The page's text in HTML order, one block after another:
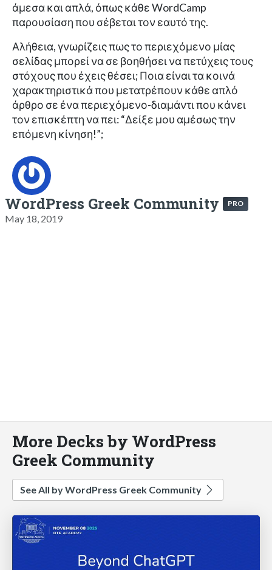
άμεσα και απλά, όπως κάθε WordCamp
παρουσίαση που σέβεται τον εαυτό της.
Αλήθεια, γνωρίζεις πως το περιεχόμενο μίας
σελίδας μπορεί να σε βοηθήσει να πετύχεις τους
στόχους που έχεις θέσει; Ποια είναι τα κοινά
χαρακτηριστικά που μετατρέπουν κάθε απλό
άρθρο σε ένα περιεχόμενο-διαμάντι που κάνει
τον επισκέπτη να πει: “Δείξε μου αμέσως την
επόμενη κίνηση!”;
WordPress Greek Community PRO
May 18, 2019
More Decks by WordPress
Greek Community
See All by WordPress Greek Community